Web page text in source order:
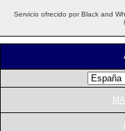
Servicio ofrecido por Black and